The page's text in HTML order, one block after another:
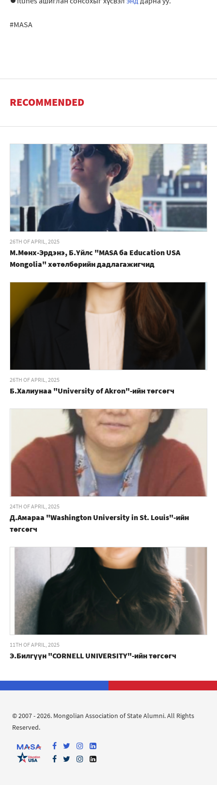
#MASA
RECOMMENDED
26TH OF APRIL, 2025
М.Мөнх-Эрдэнэ, Б.Үйлс "MASA ба Education USA
Mongolia" хөтөлбөрийн дадлагажигчид
26TH OF APRIL, 2025
Б.Халиунаа "University of Akron"-ийн төгсөгч
24TH OF APRIL, 2025
Д.Амараа "Washington University in St. Louis"-ийн
төгсөгч
11TH OF APRIL, 2025
Э.Билгүүн "CORNELL UNIVERSITY"-ийн төгсөгч
© 2007 - 2026. Mongolian Association of State Alumni. All Rights
Reserved.